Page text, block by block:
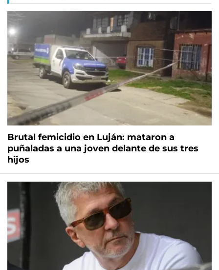
Brutal femicidio en Luján: mataron a
puñaladas a una joven delante de sus tres
hijos